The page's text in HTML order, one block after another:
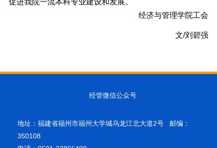
促进我院一流本科专业建设和发展。
经济与管理学院工会
文/刘碧强
经管微信公众号
地址：福建省福州市福州大学城乌龙江北大道2号 邮编：
350108